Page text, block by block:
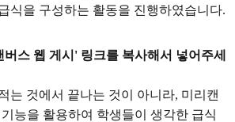
식을 구성하는 활동을 진행하였습니다.
스 웹 게시' 링크를 복사해서 넣어주세
는 것에서 끝나는 것이 아니라, 미리캔
능을 활용하여 학생들이 생각한 급식